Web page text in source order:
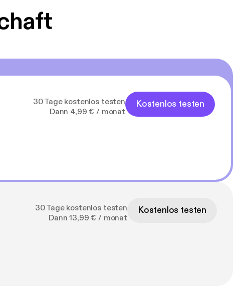
30 Tage kostenlos testen
Dann 4,99 € / monat
Kostenlos testen
30 Tage kostenlos testen
Dann 13,99 € / monat
Kostenlos testen